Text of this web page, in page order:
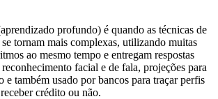
profundo) é quando as técnicas de
se tornam mais complexas, utilizando muitas
ao mesmo tempo e entregam respostas
facial e de fala, projeções para
e também usado por bancos para traçar perfis
crédito ou não.